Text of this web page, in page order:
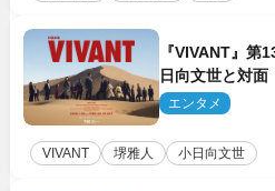
『VIVANT』第
日向文世と対
エンタメ
VIVANT 堺雅人 小日向文世